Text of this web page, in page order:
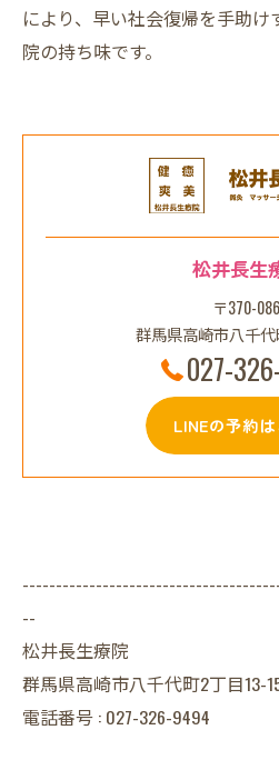
により、早い社会復帰を手助
院の持ち味です。
松井長生
〒370-
群馬県高崎市八千代
027-
LINEの予約
--
松井長生療院
群馬県高崎市八千代町2丁目13-
電話番号 : 027-326-9494